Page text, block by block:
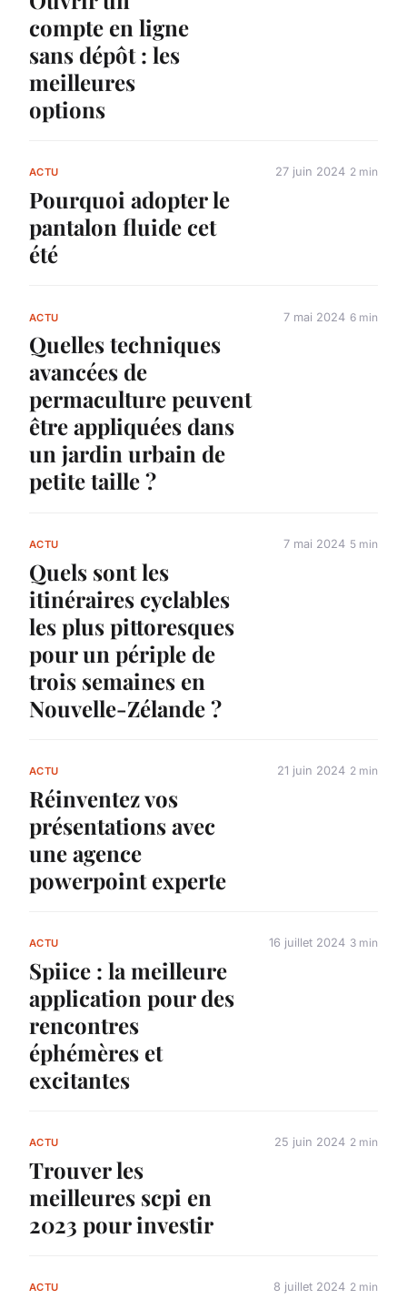
compte en ligne
sans dépôt : les
meilleures
options
ACTU
Pourquoi adopter le
pantalon fluide cet
été
27 juin 2024 2 min
ACTU
Quelles techniques
avancées de
permaculture peuvent
être appliquées dans
un jardin urbain de
petite taille ?
7 mai 2024 6 min
ACTU
Quels sont les
itinéraires cyclables
les plus pittoresques
pour un périple de
trois semaines en
Nouvelle-Zélande ?
7 mai 2024 5 min
ACTU
Réinventez vos
présentations avec
une agence
powerpoint experte
21 juin 2024 2 min
ACTU
Spiice : la meilleure
application pour des
rencontres
éphémères et
excitantes
16 juillet 2024 3 min
ACTU
Trouver les
meilleures scpi en
2023 pour investir
25 juin 2024 2 min
ACTU 8 juillet 2024 2 min